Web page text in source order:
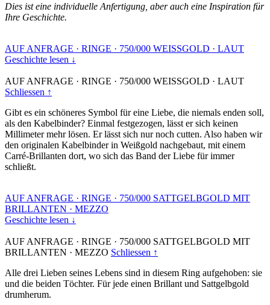
Dies ist eine individuelle Anfertigung, aber auch eine Inspiration für
Ihre Geschichte.
AUF ANFRAGE · RINGE · 750/000 WEISSGOLD · LAUT
Geschichte lesen ↓
AUF ANFRAGE · RINGE · 750/000 WEISSGOLD · LAUT
Schliessen ↑
Gibt es ein schöneres Symbol für eine Liebe, die niemals enden soll,
als den Kabelbinder? Einmal festgezogen, lässt er sich keinen
Millimeter mehr lösen. Er lässt sich nur noch cutten. Also haben wir
den originalen Kabelbinder in Weißgold nachgebaut, mit einem
Carré-Brillanten dort, wo sich das Band der Liebe für immer
schließt.
AUF ANFRAGE · RINGE · 750/000 SATTGELBGOLD MIT
BRILLANTEN · MEZZO
Geschichte lesen ↓
AUF ANFRAGE · RINGE · 750/000 SATTGELBGOLD MIT
BRILLANTEN · MEZZO Schliessen ↑
Alle drei Lieben seines Lebens sind in diesem Ring aufgehoben: sie
und die beiden Töchter. Für jede einen Brillant und Sattgelbgold
drumherum.